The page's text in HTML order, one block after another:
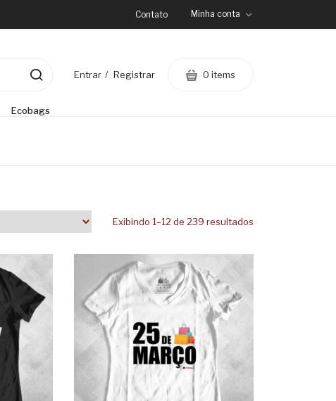
Contato Minha conta
Entrar Registrar 0 items
Ecobags
Exibindo 1–12 de 239 resultados